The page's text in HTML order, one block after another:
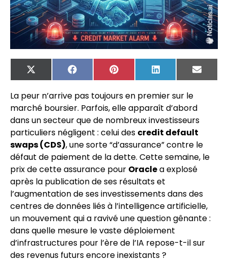
X
(Twitter)
FacebookPinterest LinkedIn
Email
La peur n’arrive pas toujours en premier sur le
marché boursier. Parfois, elle apparaît d’abord
dans un secteur que de nombreux investisseurs
particuliers négligent : celui des credit default
swaps (CDS), une sorte “d’assurance” contre le
défaut de paiement de la dette. Cette semaine, le
prix de cette assurance pour Oraclea explosé
après la publication de ses résultats et
l’augmentation de ses investissements dans des
centres de données liés à l’intelligence artificielle,
un mouvement qui a ravivé une question gênante :
dans quelle mesure le vaste déploiement
d’infrastructures pour l’ère de l’IA repose-t-il sur
des revenus futurs encore inexistants ?